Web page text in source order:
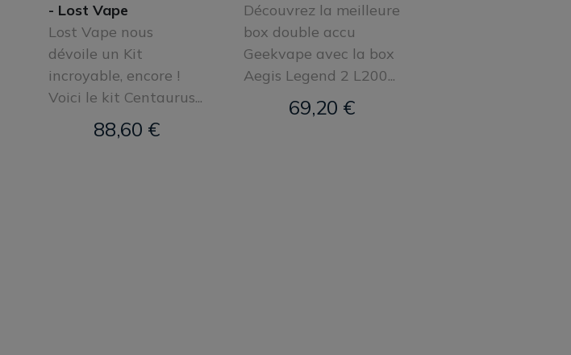
- Lost Vape
Lost Vape nous
dévoile un Kit
incroyable, encore !
Voici le kit Centaurus...
88,60 €
Découvrez la meilleure
box double accu
Geekvape avec la box
Aegis Legend 2 L200...
69,20 €